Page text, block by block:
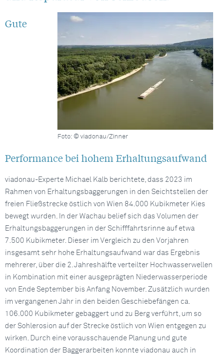
Foto: © viadonau/Zinner
Gute
Performance bei hohem Erhaltungsaufwand
viadonau-Experte Michael Kalb berichtete, dass 2023 im
Rahmen von Erhaltungsbaggerungen in den Seichtstellen der
freien Fließstrecke östlich von Wien 84.000 Kubikmeter Kies
bewegt wurden. In der Wachau belief sich das Volumen der
Erhaltungsbaggerungen in der Schifffahrtsrinne auf etwa
7.500 Kubikmeter. Dieser im Vergleich zu den Vorjahren
insgesamt sehr hohe Erhaltungsaufwand war das Ergebnis
mehrerer, über die 2. Jahreshälfte verteilter Hochwasserwellen
in Kombination mit einer ausgeprägten Niederwasserperiode
von Ende September bis Anfang November. Zusätzlich wurden
im vergangenen Jahr in den beiden Geschiebefängen ca.
106.000 Kubikmeter gebaggert und zu Berg verführt, um so
der Sohlerosion auf der Strecke östlich von Wien entgegen zu
wirken. Durch eine vorausschauende Planung und gute
Koordination der Baggerarbeiten konnte viadonau auch in